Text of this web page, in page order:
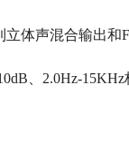
体声混合输出和
、2.0Hz-